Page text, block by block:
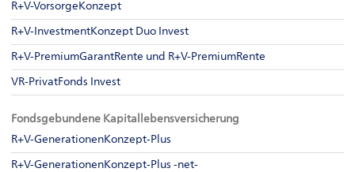
R+V-VorsorgeKonzept
R+V-InvestmentKonzept Duo Invest
R+V-PremiumGarantRente und R+V-PremiumRente
VR-PrivatFonds Invest
Fondsgebundene Kapitallebensversicherung
R+V-GenerationenKonzept-Plus
R+V-GenerationenKonzept-Plus -net-